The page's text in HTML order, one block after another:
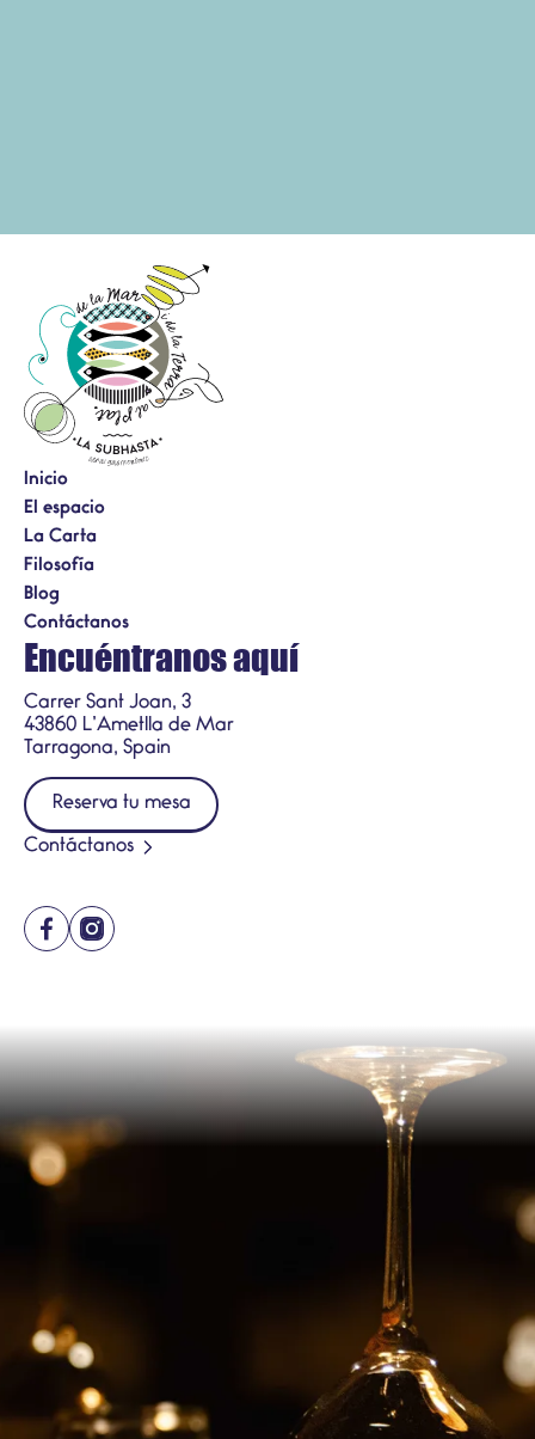
Inicio
El espacio
La Carta
Filosofía
Blog
Contáctanos
Encuéntranos aquí
Carrer Sant Joan, 3
43860 L’Ametlla de Mar
Tarragona, Spain
Reserva tu mesa
Contáctanos